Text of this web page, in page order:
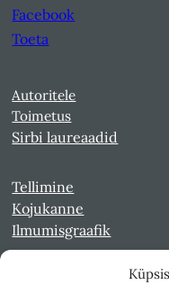
Facebook
Toeta
Autoritele
Toimetus
Sirbi laureaadid
Tellimine
Kojukanne
Ilmumisgraafik